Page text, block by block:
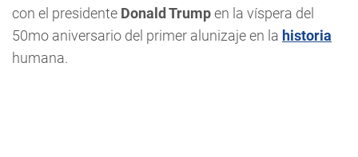
con el presidente Donald Trumpen la víspera del
50mo aniversario del primer alunizaje en la historia
humana.